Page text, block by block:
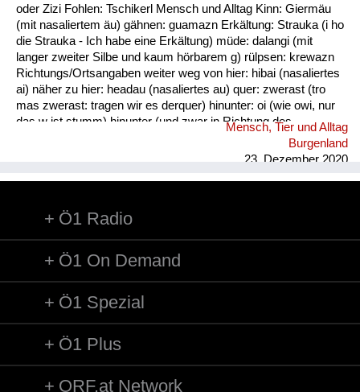
oder Zizi Fohlen: Tschikerl Mensch und Alltag Kinn: Giermäu
(mit nasaliertem äu) gähnen: guamazn Erkältung: Strauka (i ho
die Strauka - Ich habe eine Erkältung) müde: dalangi (mit
langer zweiter Silbe und kaum hörbarem g) rülpsen: krewazn
Richtungs/Ortsangaben weiter weg von hier: hibai (nasaliertes
ai) näher zu hier: headau (nasaliertes au) quer: zwerast (tro
mas zwerast: tragen wir es derquer) hinunter: oi (wie owi, nur
das w ist stumm) hinunter (und zwar in Richtung des
Sprechers): oana (kim oana - komm herunter, und zwar zu
mir) weg: dui (kais dui - wirf es weg) werfen: kai (nasaliertes
Mensch, Tier und Alltag
Burgenland
23. Dezember 2020
Ö1 Radio
Ö1 On Demand
Ö1 Spezial
Ö1 Plus
ORF.at Network